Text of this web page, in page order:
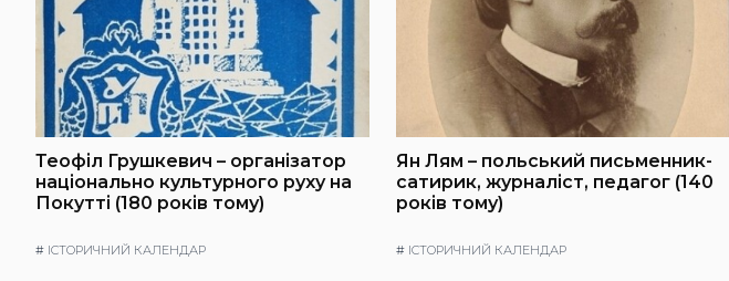
Теофіл Грушкевич – організатор
національно культурного руху на
Покутті (180 років тому)
# ІСТОРИЧНИЙ КАЛЕНДАР
Ян Лям – польський письменник-
сатирик, журналіст, педагог (140
років тому)
# ІСТОРИЧНИЙ КАЛЕНДАР